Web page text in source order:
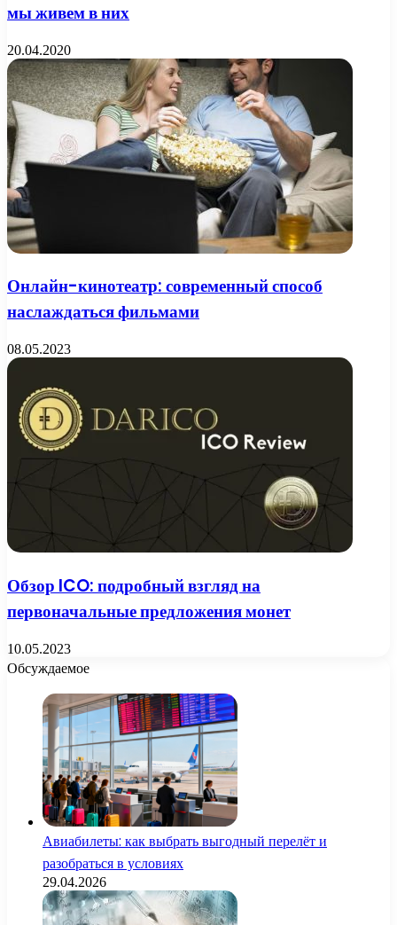
мы живем в них
20.04.2020
Онлайн-кинотеатр: современный способ
наслаждаться фильмами
08.05.2023
Обзор ICO: подробный взгляд на
первоначальные предложения монет
10.05.2023
Обсуждаемое
Авиабилеты: как выбрать выгодный перелёт и
разобраться в условиях
29.04.2026